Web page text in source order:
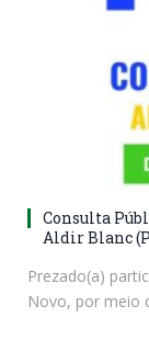
Consulta
Aldir Blanc
Prezado(a)
Novo, por meio